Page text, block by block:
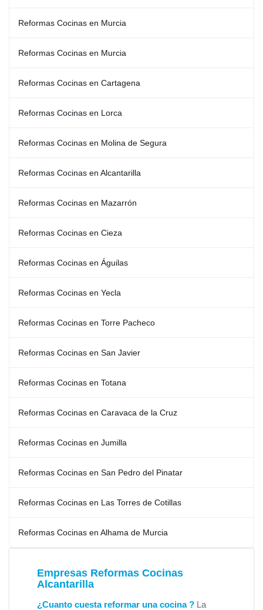
Reformas Cocinas en Murcia
Reformas Cocinas en Murcia
Reformas Cocinas en Cartagena
Reformas Cocinas en Lorca
Reformas Cocinas en Molina de Segura
Reformas Cocinas en Alcantarilla
Reformas Cocinas en Mazarrón
Reformas Cocinas en Cieza
Reformas Cocinas en Águilas
Reformas Cocinas en Yecla
Reformas Cocinas en Torre Pacheco
Reformas Cocinas en San Javier
Reformas Cocinas en Totana
Reformas Cocinas en Caravaca de la Cruz
Reformas Cocinas en Jumilla
Reformas Cocinas en San Pedro del Pinatar
Reformas Cocinas en Las Torres de Cotillas
Reformas Cocinas en Alhama de Murcia
Empresas Reformas Cocinas
Alcantarilla
¿Cuanto cuesta reformar una cocina ? La